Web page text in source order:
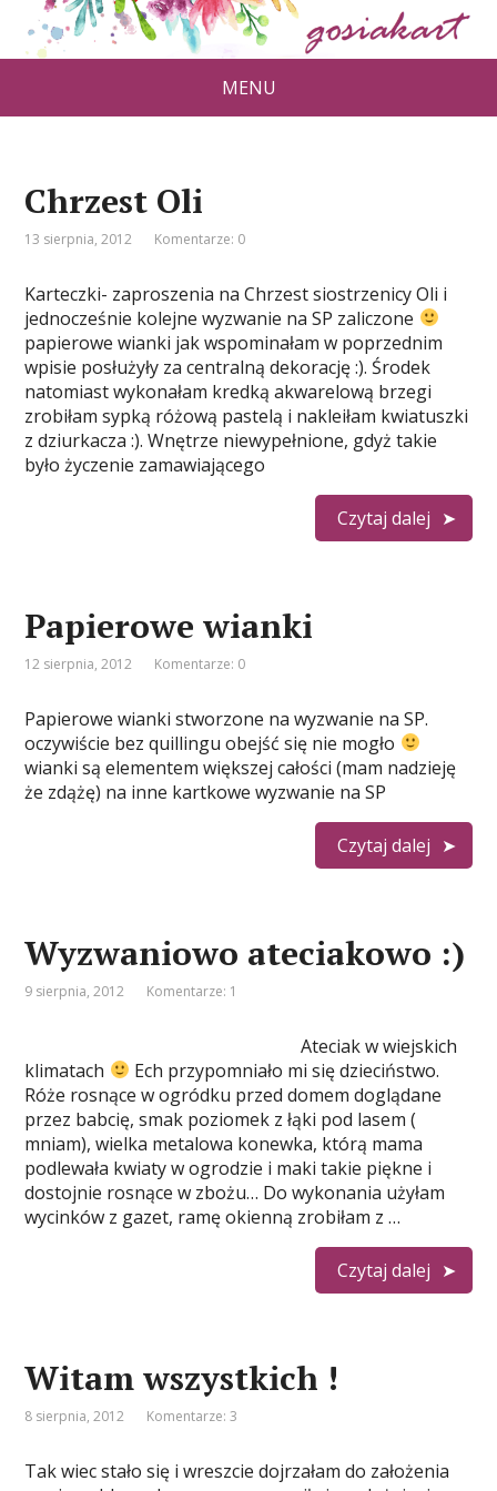
MENU
Chrzest Oli
13 sierpnia, 2012 Komentarze: 0
Karteczki- zaproszenia na Chrzest siostrzenicy Oli i
jednocześnie kolejne wyzwanie na SP zaliczone
papierowe wianki jak wspominałam w poprzednim
wpisie posłużyły za centralną dekorację :). Środek
natomiast wykonałam kredką akwarelową brzegi
zrobiłam sypką różową pastelą i nakleiłam kwiatuszki
z dziurkacza :). Wnętrze niewypełnione, gdyż takie
było życzenie zamawiającego
Czytaj dalej
Papierowe wianki
12 sierpnia, 2012 Komentarze: 0
Papierowe wianki stworzone na wyzwanie na SP.
oczywiście bez quillingu obejść się nie mogło
wianki są elementem większej całości (mam nadzieję
że zdążę) na inne kartkowe wyzwanie na SP
Czytaj dalej
Wyzwaniowo ateciakowo :)
9 sierpnia, 2012 Komentarze: 1
Ateciak w wiejskich
klimatach
Ech przypomniało mi się dzieciństwo.
Róże rosnące w ogródku przed domem doglądane
przez babcię, smak poziomek z łąki pod lasem (
mniam), wielka metalowa konewka, którą mama
podlewała kwiaty w ogrodzie i maki takie piękne i
dostojnie rosnące w zbożu… Do wykonania użyłam
wycinków z gazet, ramę okienną zrobiłam z …
Czytaj dalej
Witam wszystkich !
8 sierpnia, 2012 Komentarze: 3
Tak wiec stało się i wreszcie dojrzałam do założenia